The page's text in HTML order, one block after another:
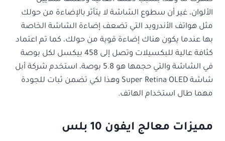
الألوان، غير أن سطوع الشاشة لا يتأثر بالإضاءة من حولك
مثل هواتف الأندرويد التي تضعف إضاءة الشاشة الخاصة
بها عندما يكون هناك إضاءة قوية من حولك، كما تم اعتماد
كثافة عالية للبكسيلات وتصل إلى 458 بيكسل لكل بوصة
في الشاشة والتي حجمها هو 5.8 بوصة، استخدم شركة أبل
شاشة Super Retina OLED وهذا لكي تضمن ثبات للجودة
مهما طال استخدام الهاتف.
مميزات معالج ايفون 10 بلس